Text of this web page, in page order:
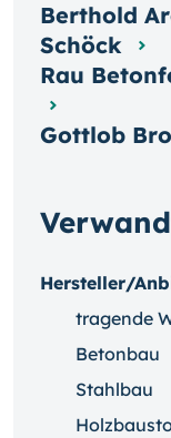
Hersteller/
tragende
Betonbau
Stahlbau
Berthold
Schöck
Rau
Gottlob